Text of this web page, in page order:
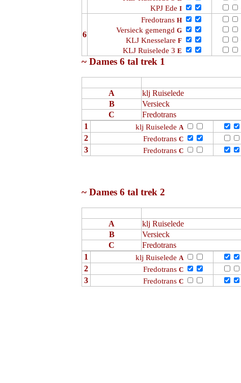
KPJ Ede I
6
Fredotrans H
Versieck gemengd G
KLJ Knesselare F
KLJ Ruiselede 3 E
~ Dames 6 tal trek 1
A
klj Ruiselede
B
Versieck
C
Fredotrans
1
klj Ruiselede A
2 Fredotrans C
3 Fredotrans C
~ Dames 6 tal trek 2
A
klj Ruiselede
B
Versieck
C
Fredotrans
1
klj Ruiselede A
2 Fredotrans C
3 Fredotrans C